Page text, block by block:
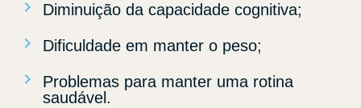
Diminuição da capacidade cognitiva;
Dificuldade em manter o peso;
Problemas para manter uma rotina
saudável.